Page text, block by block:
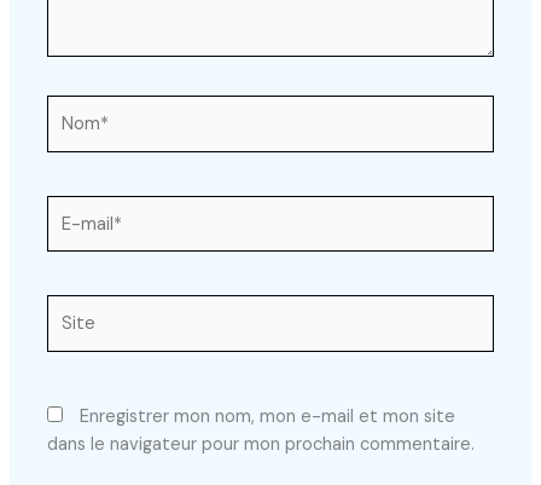
mail*
Enregistrer mon nom, mon e-mail et mon site
dans le navigateur pour mon prochain commentaire.